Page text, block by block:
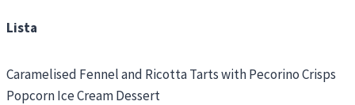
Lista
Caramelised Fennel and Ricotta Tarts with Pecorino Crisps
Popcorn Ice Cream Dessert